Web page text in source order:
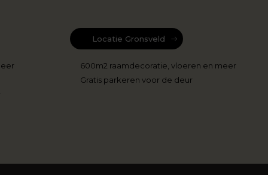
Locatie Gronsveld
600m2 raamdecoratie, vloeren en meer
Gratis parkeren voor de deur